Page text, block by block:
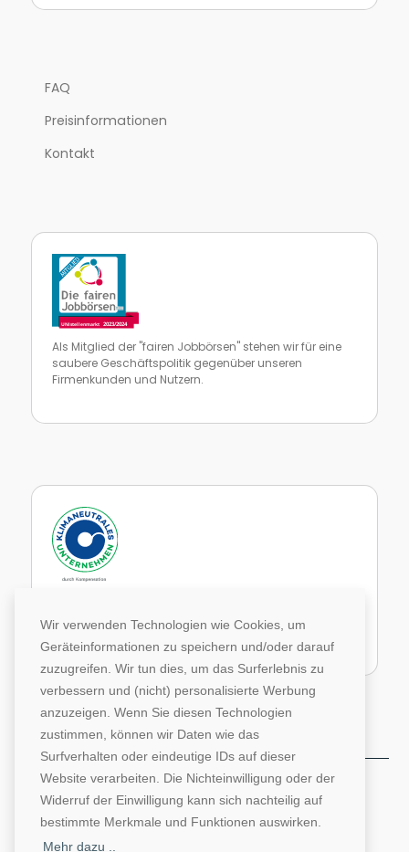
Wir verwenden Technologien wie Cookies, um
Geräteinformationen zu speichern und/oder darauf
zuzugreifen. Wir tun dies, um das Surferlebnis zu
verbessern und (nicht) personalisierte Werbung
anzuzeigen. Wenn Sie diesen Technologien
zustimmen, können wir Daten wie das
Surfverhalten oder eindeutige IDs auf dieser
Website verarbeiten. Die Nichteinwilligung oder der
Widerruf der Einwilligung kann sich nachteilig auf
bestimmte Merkmale und Funktionen auswirken.
Mehr dazu ..
FAQ
Preisinformationen
Kontakt
Als Mitglied der "fairen Jobbörsen" stehen wir für eine
saubere Geschäftspolitik gegenüber unseren
Firmenkunden und Nutzern.
Emissionen durch weltweite Projekte aus.
Zur Website von Climate Extender: Klimaneutrales Unternehmen
©1996-2026 Deutsche Hochschulwerbung und -
vertriebs GmbH. Alle Rechte vorbehalten.
AGB